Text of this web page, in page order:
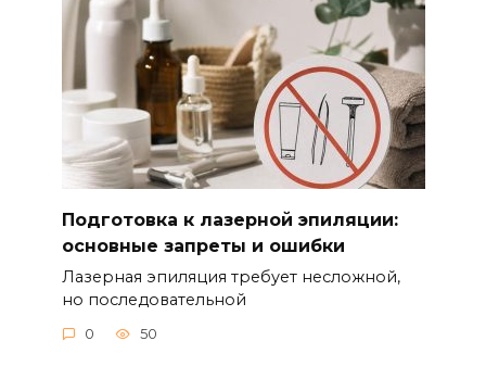
Подготовка к лазерной эпиляции:
основные запреты и ошибки
Лазерная эпиляция требует несложной,
но последовательной
0 50